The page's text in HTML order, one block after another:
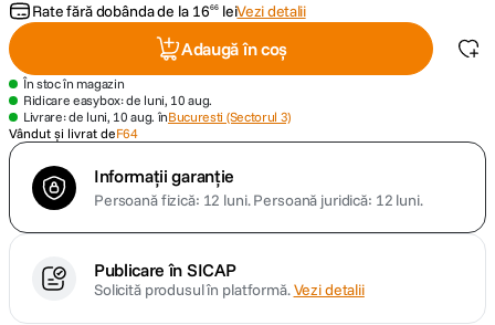
lavaliera
7. sony fx
8. card memorie
9. dji mic mini
dji osmo
Rate fără dobânda de la 1666 leiVezi detalii
Adaugă în coș
În stoc în magazin
Ridicare easybox: de luni, 10 aug.
Livrare: de luni, 10 aug. înBucuresti (Sectorul 3)
Vândut și livrat deF64
Informații garanție
Persoană fizică: 12 luni.Persoană juridică: 12 luni.
Publicare în SICAP
Solicită produsul în platformă.Vezi detalii